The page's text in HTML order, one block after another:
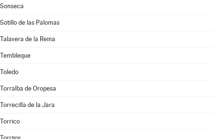
Sonseca
Sotillo de las Palomas
Talavera de la Reina
Tembleque
Toledo
Torralba de Oropesa
Torrecilla de la Jara
Torrico